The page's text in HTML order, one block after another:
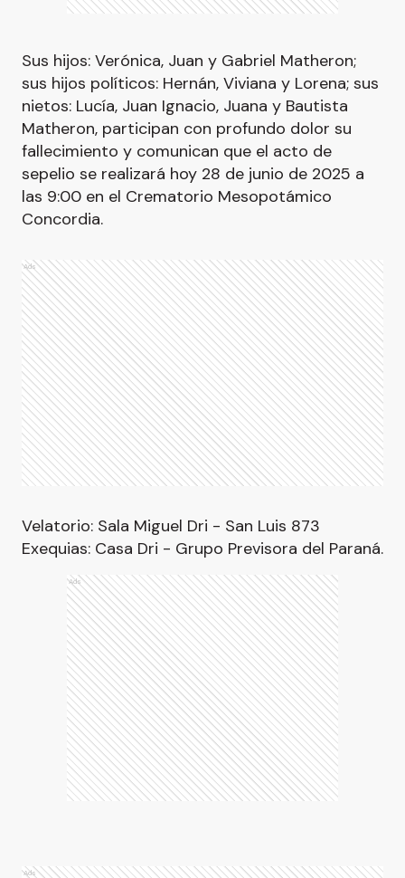
Sus hijos: Verónica, Juan y Gabriel Matheron;
sus hijos políticos: Hernán, Viviana y Lorena; sus
nietos: Lucía, Juan Ignacio, Juana y Bautista
Matheron, participan con profundo dolor su
fallecimiento y comunican que el acto de
sepelio se realizará hoy 28 de junio de 2025 a
las 9:00 en el Crematorio Mesopotámico
Concordia.
Ads
Velatorio: Sala Miguel Dri - San Luis 873
Exequias: Casa Dri - Grupo Previsora del Paraná.
Ads
Ads